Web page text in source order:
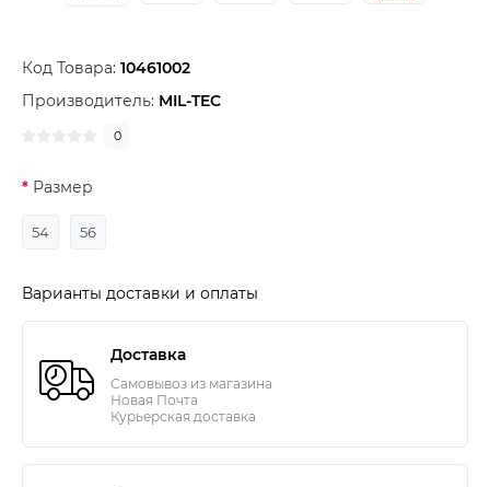
Код Товара: 10461002
Производитель: MIL-TEC
0
Размер
54 56
Варианты доставки и оплаты
Доставка
Самовывоз из магазина
Новая Почта
Курьерская доставка